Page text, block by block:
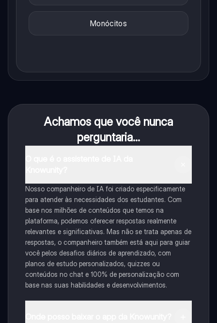
Monócitos
Achamos que você nunca
perguntaria...
Nosso companheiro de IA foi criado especificamente
para atender às necessidades dos estudantes. Com
base nos milhões de conteúdos que temos na
plataforma, podemos oferecer respostas realmente
relevantes e significativas. Mas não se trata apenas de
respostas, o companheiro também está aqui para guiar
você pelos desafios diários de aprendizado, com
planos de estudo personalizados, quizzes ou
conteúdos no chat e 100% de personalização com
base nas suas habilidades e desenvolvimentos.